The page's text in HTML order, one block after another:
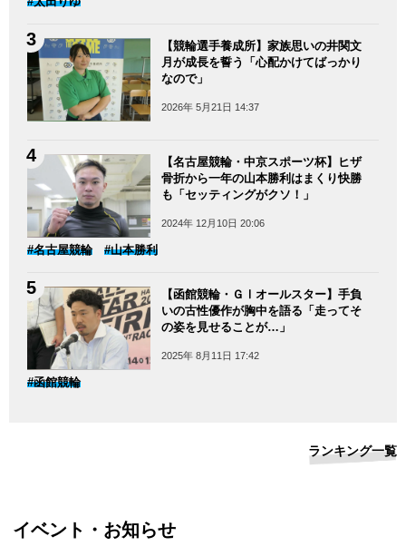
【競輪選手養成所】家族思いの井関文
月が成長を誓う「心配かけてばっかり
なので」
2026年 5月21日 14:37
【名古屋競輪・中京スポーツ杯】ヒザ
骨折から一年の山本勝利はまくり快勝
も「セッティングがクソ！」
2024年 12月10日 20:06
#名古屋競輪 #山本勝利
【函館競輪・ＧⅠオールスター】手負
いの古性優作が胸中を語る「走ってそ
の姿を見せることが…」
2025年 8月11日 17:42
#函館競輪
ランキング一覧
イベント・お知らせ